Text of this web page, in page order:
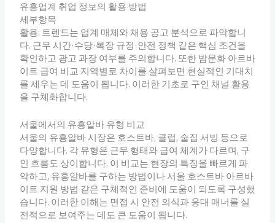
유흥업계 취업 정보의 활용 방법
세부항목
활용: 트렌드는 업계 매체와 채용 공고 분석으로 파악합니
다. 근무 시간·수당·복장 규정·안전 정책 같은 핵심 조건을
확인하고 광고 과장 여부를 주의합니다. 또한 밤문화 아르바
이트 급여 비교 지역별로 차이를 살펴보면 현실적인 기대치
를 세우는 데 도움이 됩니다. 이러한 기초로 구인 채널 활용
을 구체화합니다.
서울에서의 유흥알바 유형 비교
서울의 유흥알바 시장은 호스트바, 클럽, 술집 서빙 등으로
다양합니다. 각 유형은 근무 형태와 급여 체계가 다르며, 구
인 흐름도 상이합니다. 이 비교는 현장의 특징을 빠르게 파
악하고, 유흥알바를 구하는 방법이나 서울 호스트바 아르바
이트 지원 방법 같은 구체적인 준비에 도움이 되도록 구성했
습니다. 이러한 이해는 면접 시 안전 의식과 응대 매너를 실
전적으로 보여주는 데도 큰 도움이 됩니다.